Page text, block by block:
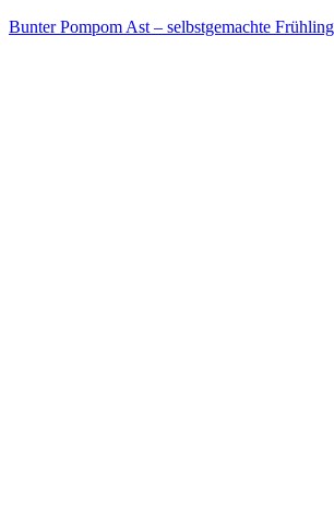
Bunter Pompom Ast – selbstgemachte